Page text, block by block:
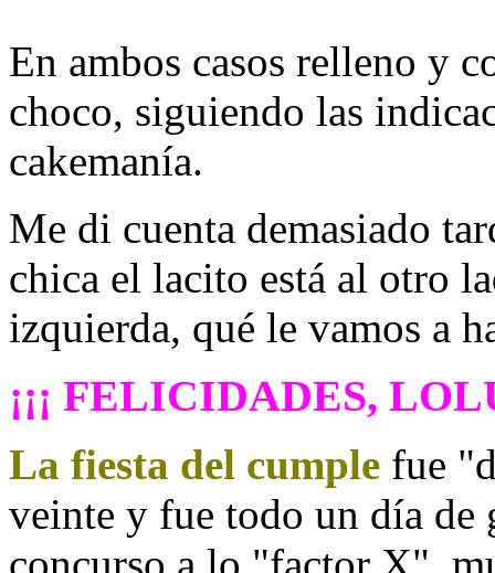
En ambos casos relleno y
choco, siguiendo las
cakemanía.
Me di cuenta demasiado
chica el lacito está al otro
izquierda, qué le vamos a
¡¡¡ FELICIDADES,
La fiesta del cumple fue
veinte y fue todo un día de